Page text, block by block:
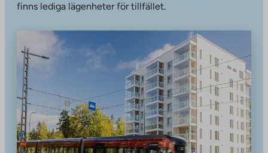
finns lediga lägenheter för tillfället.